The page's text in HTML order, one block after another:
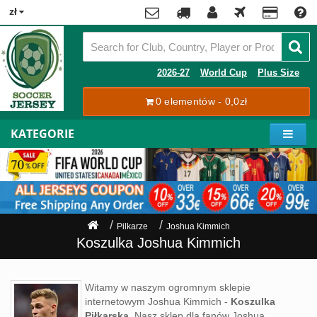
zł
Contact
Tracking
Moje
konto
Rejestracja
Payment
2026-27 World Cup Plus Size
0 elementów - 0,0zł
x
KATEGORIE
Premier
League
La
Liga
Bundesliga
Serie
A
Ligue
1
Świata
2026
Pilkarze Joshua Kimmich
Koszulka Joshua Kimmich
Witamy w naszym ogromnym sklepie
internetowym Joshua Kimmich - Koszulka